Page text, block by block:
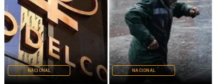
NACIONAL NACIONAL